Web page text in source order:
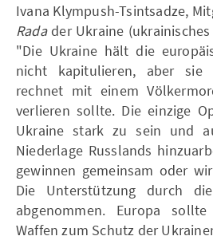
Ivana Klympush-Tsintsadze,
Radader Ukraine
"Die Ukraine hält die
nicht kapitulieren, aber sie
rechnet mit einem
verlieren sollte. Die einzige
Ukraine stark zu sein und
Niederlage Russlands
gewinnen gemeinsam oder
Die Unterstützung durch
abgenommen. Europa
Waffen zum Schutz der